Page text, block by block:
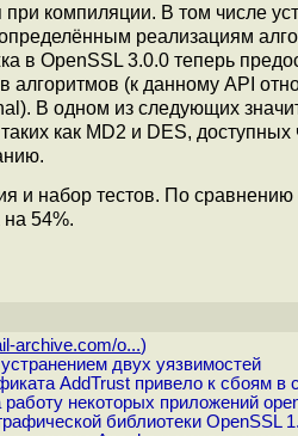
компиляции. В том числе
реализациям
в OpenSSL 3.0.0 теперь
алгоритмов (к данному API
В одном из следующих
как MD2 и DES,
и набор тестов. По
на 54%.
archive.com/o...)
двух уязвимостей
AddTrust привело к сбоям в
некоторых приложений
библиотеки OpenSSL